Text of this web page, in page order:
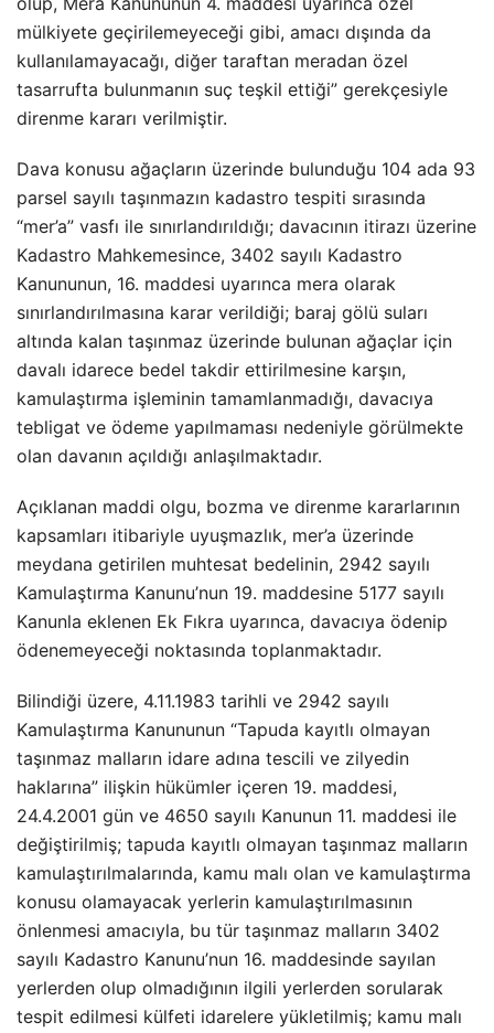
mülkiyete geçirilemeyeceği gibi, amacı dışında da
kullanılamayacağı, diğer taraftan meradan özel
tasarrufta bulunmanın suç teşkil ettiği” gerekçesiyle
direnme kararı verilmiştir.
Dava konusu ağaçların üzerinde bulunduğu 104 ada 93
parsel sayılı taşınmazın kadastro tespiti sırasında
“mer’a” vasfı ile sınırlandırıldığı; davacının itirazı üzerine
Kadastro Mahkemesince, 3402 sayılı Kadastro
Kanununun, 16. maddesi uyarınca mera olarak
sınırlandırılmasına karar verildiği; baraj gölü suları
altında kalan taşınmaz üzerinde bulunan ağaçlar için
davalı idarece bedel takdir ettirilmesine karşın,
kamulaştırma işleminin tamamlanmadığı, davacıya
tebligat ve ödeme yapılmaması nedeniyle görülmekte
olan davanın açıldığı anlaşılmaktadır.
Açıklanan maddi olgu, bozma ve direnme kararlarının
kapsamları itibariyle uyuşmazlık, mer’a üzerinde
meydana getirilen muhtesat bedelinin, 2942 sayılı
Kamulaştırma Kanunu’nun 19. maddesine 5177 sayılı
Kanunla eklenen Ek Fıkra uyarınca, davacıya ödenip
ödenemeyeceği noktasında toplanmaktadır.
Bilindiği üzere, 4.11.1983 tarihli ve 2942 sayılı
Kamulaştırma Kanununun “Tapuda kayıtlı olmayan
taşınmaz malların idare adına tescili ve zilyedin
haklarına” ilişkin hükümler içeren 19. maddesi,
24.4.2001 gün ve 4650 sayılı Kanunun 11. maddesi ile
değiştirilmiş; tapuda kayıtlı olmayan taşınmaz malların
kamulaştırılmalarında, kamu malı olan ve kamulaştırma
konusu olamayacak yerlerin kamulaştırılmasının
önlenmesi amacıyla, bu tür taşınmaz malların 3402
sayılı Kadastro Kanunu’nun 16. maddesinde sayılan
yerlerden olup olmadığının ilgili yerlerden sorularak
tespit edilmesi külfeti idarelere yükletilmiş; kamu malı